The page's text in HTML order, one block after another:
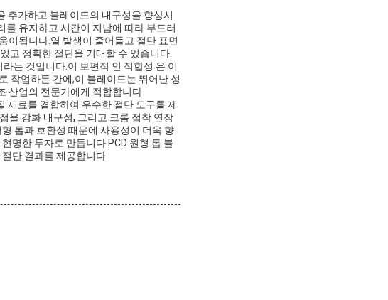
추가하고 블레이드의 내구성을 향상시
를 유지하고 시간이 지남에 따라 부드러
이됩니다.열 발생이 줄어들고 절단 표면
고 정확한 절단을 기대할 수 있습니다.
는 것입니다.이 보편적 인 적합성 은 이
작업하든 간에,이 블레이드는 뛰어난 성
산업의 전문가에게 적합합니다.
재료를 결합하여 우수한 절단 도구를 제
을 강화 내구성, 그리고 크롬 접착 연장
톱과 호환성 때문에 사용성이 더욱 향
명한 투자로 만듭니다.PCD 원형 톱 블
단 결과를 제공합니다.